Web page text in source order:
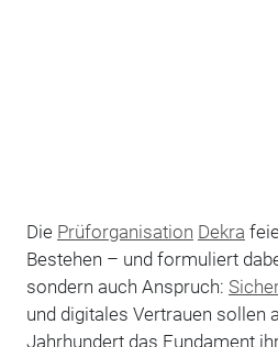
Die Prüforganisation Dekra
Bestehen – und formuliert
sondern auch Anspruch:
und digitales Vertrauen sollen
Jahrhundert das Fundament